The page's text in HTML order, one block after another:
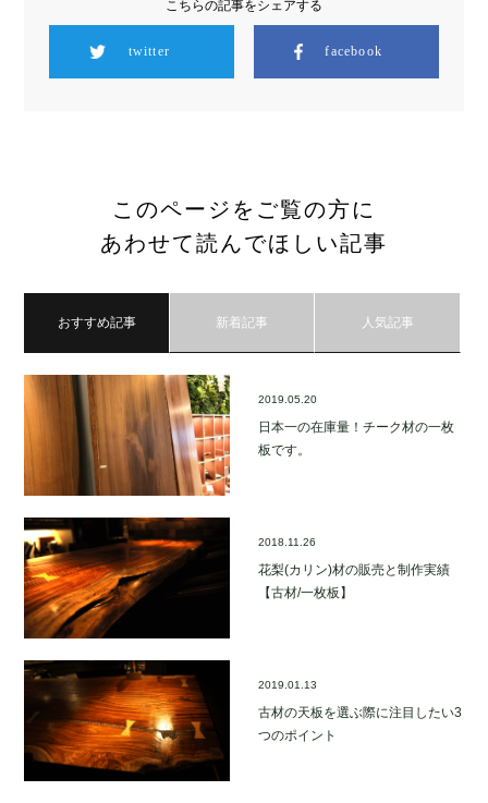
こちらの記事をシェアする
twitter facebook
このページをご覧の方に
あわせて読んでほしい記事
おすすめ記事 新着記事 人気記事
2019.05.20
日本一の在庫量！チーク材の一枚
板です。
2018.11.26
花梨(カリン)材の販売と制作実績
【古材/一枚板】
2019.01.13
古材の天板を選ぶ際に注目したい3
つのポイント